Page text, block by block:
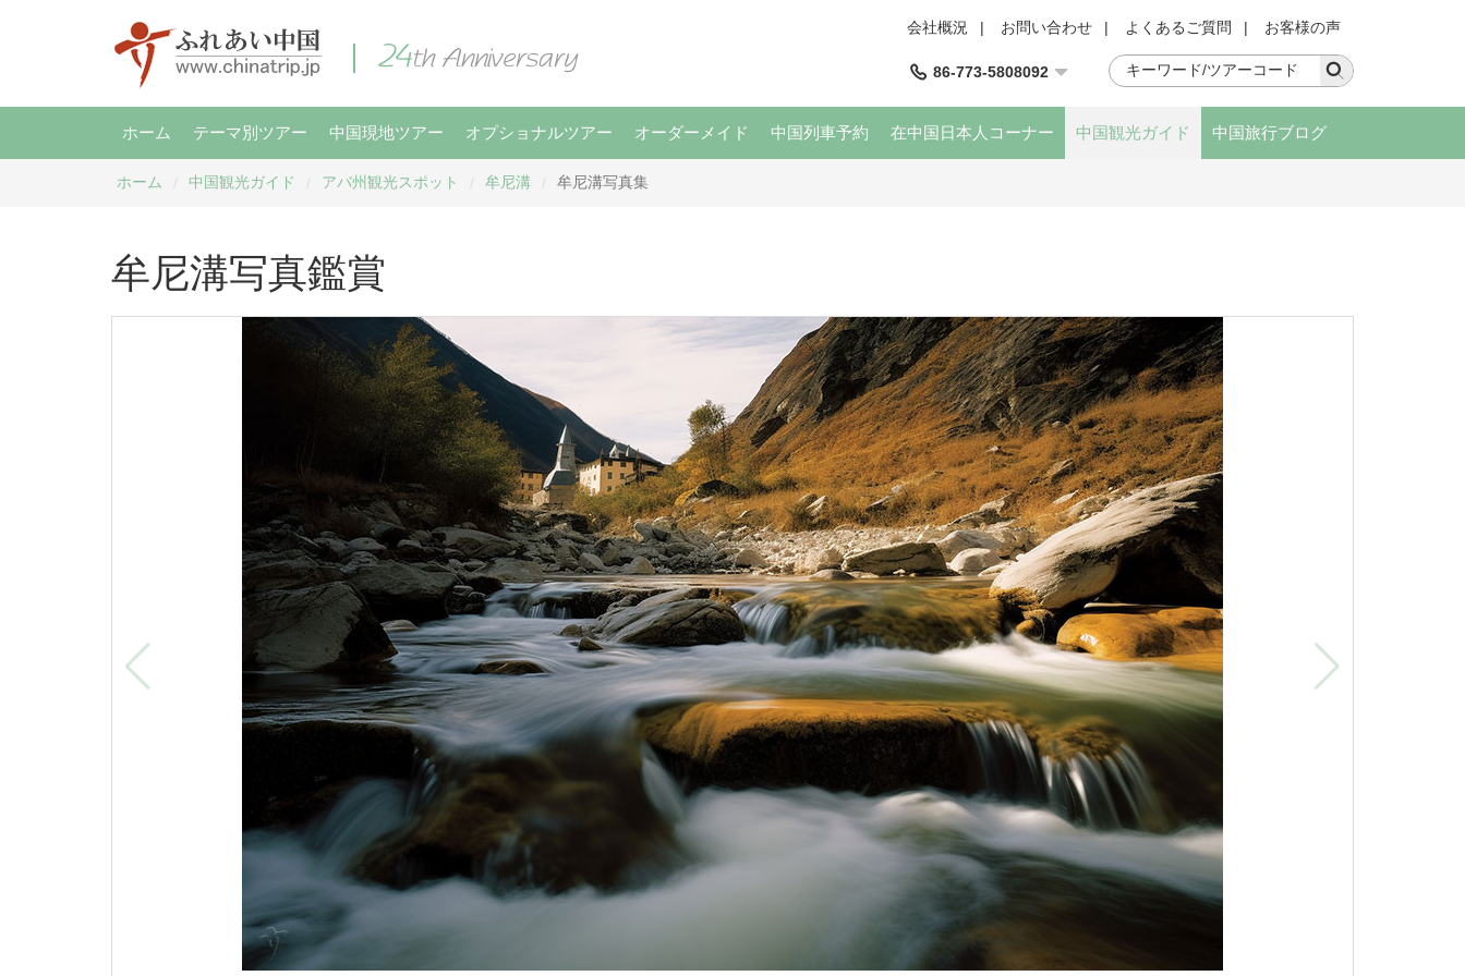
会社概況 | お問い合わせ | よくあるご質問 | お客様の声
86-773-5808092
ホーム テーマ別ツアー 中国現地ツアー オプショナルツアー オーダーメイド 中国列車予約 在中国日本人コーナー 中国観光ガイド 中国旅行ブログ
ホーム 中国観光ガイド アバ州観光スポット 牟尼溝 牟尼溝写真集
牟尼溝写真鑑賞